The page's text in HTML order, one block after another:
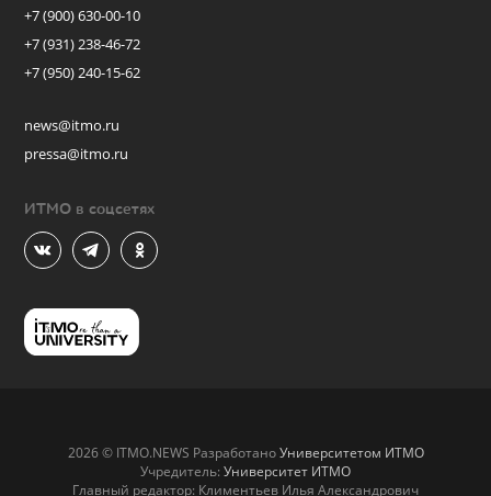
+7 (900) 630-00-10
+7 (931) 238-46-72
+7 (950) 240-15-62
news@itmo.ru
pressa@itmo.ru
ИТМО в соцсетях
2026 © ITMO.NEWS РазработаноУниверситетом ИТМО
Учредитель: Университет ИТМО
Главный редактор: Климентьев Илья Александрович